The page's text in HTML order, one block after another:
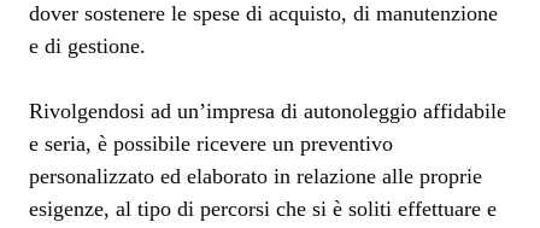
dover sostenere le spese di acquisto, di manutenzione
e di gestione.
Rivolgendosi ad un’impresa di autonoleggio affidabile
e seria, è possibile ricevere un preventivo
personalizzato ed elaborato in relazione alle proprie
esigenze, al tipo di percorsi che si è soliti effettuare e